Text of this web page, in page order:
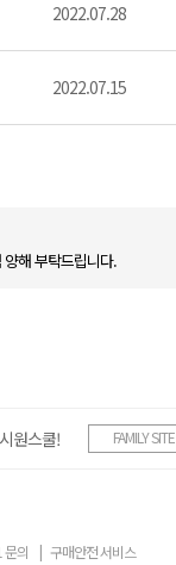
2022.07.28
2022.07.15
해 부탁드립니다.
원스쿨! FAMILY SITE
문의 | 구매안전 서비스